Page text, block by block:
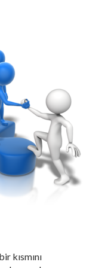
kısmını